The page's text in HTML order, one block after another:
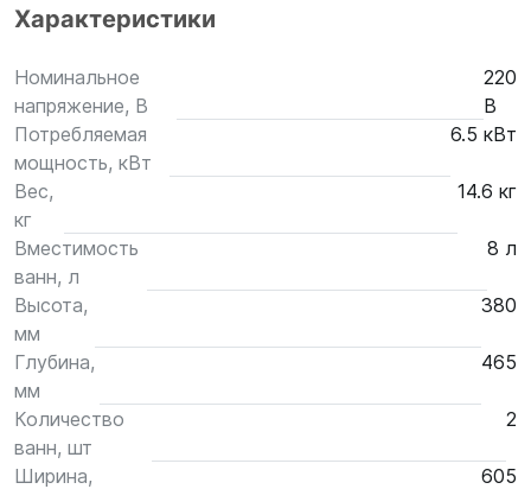
Характеристики
Номинальное
напряжение, В
220
В
Потребляемая
мощность, кВт
6.5 кВт
Вес,
кг
14.6 кг
Вместимость
ванн, л
8 л
Высота,
мм
380
Глубина,
мм
465
Количество
ванн, шт
2
Ширина,
605